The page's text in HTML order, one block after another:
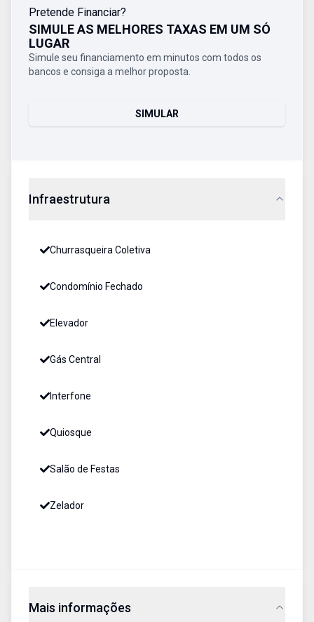
Pretende Financiar?
SIMULE AS MELHORES TAXAS EM UM SÓ
LUGAR
Simule seu financiamento em minutos com todos os
bancos e consiga a melhor proposta.
SIMULAR
Infraestrutura
Churrasqueira Coletiva
Condomínio Fechado
Elevador
Gás Central
Interfone
Quiosque
Salão de Festas
Zelador
Mais informações